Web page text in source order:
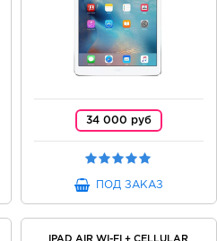
34 000 руб
ПОД ЗАКАЗ
IPAD AIR WI-FI + CELLULAR